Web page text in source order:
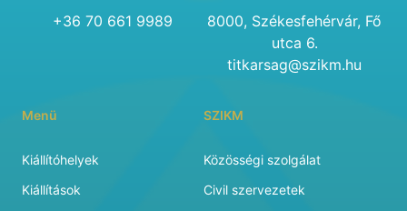
+36 70 661 9989
8000, Székesfehérvár, Fő
utca 6.
titkarsag@szikm.hu
Menü
Kiállítóhelyek
Kiállítások
SZIKM
Közösségi szolgálat
Civil szervezetek